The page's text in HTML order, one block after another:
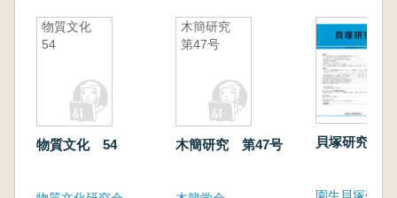
物質文化
54
物質文化 54
木簡研究
第47号
木簡研究 第47号 貝塚研究 第
園生貝塚研究